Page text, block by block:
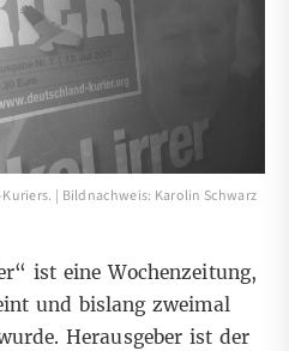
| Bildnachweis: Karolin Schwarz
ist eine Wochenzeitung,
und bislang zweimal
Herausgeber ist der